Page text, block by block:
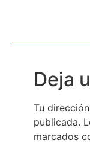
Deja
Tu
publicada.
marcados